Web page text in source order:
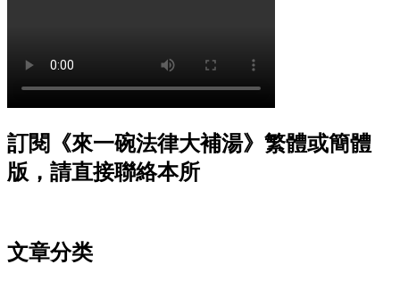
訂閱《來一碗法律大補湯》繁體或簡體
版，請直接聯絡本所
文章分类